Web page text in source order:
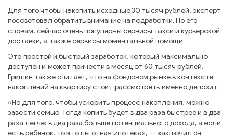
Для того чтобы накопить исходные 30 тысяч рублей, эксперт
посоветовал обратить внимание на подработки. По его
словам, сейчас очень популярны сервисы такси и курьерской
доставки, а также сервисы моментальной помощи.
Это простой и быстрый заработок, который максимально
доступен и может принести в месяц от 60 тысяч рублей.
Гришин также считает, что на фондовом рынке в контексте
накоплений на квартиру стоит рассмотреть именно депозит.
«Но для того, чтобы ускорить процесс накопления, можно
завести семью. Тогда копить будет в два раза быстрее и в два
раза легче: в два раза больше потенциального дохода, а если
есть ребёнок, то это льготная ипотека», — заключил он.